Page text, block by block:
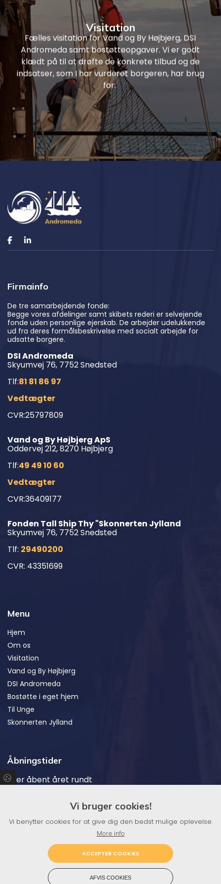
Læs mere
Visitation
Fælles visitation for Vand og By Højbjerg, DSI
Andromeda samt bostøtteopgaver. Vi er godt
klædt på til at drøfte de konkrete tilbud og de
indsatser, som I har vurderet borgeren, har brug
for.
Firmainfo
De tre samarbejdende fonde:
Begge vores afdelinger samt skibets rederi er selvejende
fonde uden personlige ejerskab. De arbejder udelukkende
ud fra deres formålsbeskrivelse med socialt arbejde for
udsatte borgere.
DSI Andromeda
Skyumvej 76, 7752 Snedsted
Tlf:81 81 86 97
Vedtægter
CVR:25797809
Vand og By Højbjerg ApS
Oddervej 212, 8270 Højbjerg
Tlf:49 49 10 60
Vedtægter
CVR:36409177
Fonden Tall Ship Thy "Skonnerten Jylland
Skyumvej 76, 7752 Snedsted
Tlf: 29490200
CVR: 43351699
Menu
Hjem
Om os
Visitation
Vand og By Højbjerg
DSI Andromeda
Bostøtte i eget hjem
Til Unge
Skonnerten Jylland
Åbningstider
Vi er åbent året rundt
Vi bruger cookies!
Vi benytter cookies for at give dig den bedst mulige oplevelse.
More info
ACCEPTER COOKIES
AFVIS COOKIES